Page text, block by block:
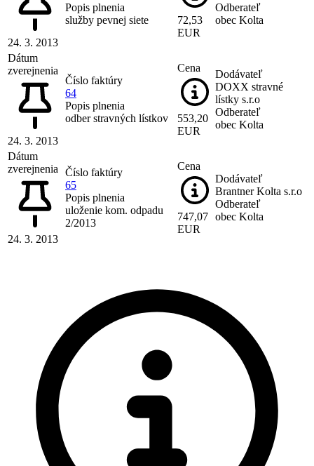
24. 3. 2013
Popis plnenia
služby pevnej siete
72,53
EUR
Odberateľ
obec Kolta
Dátum
zverejnenia
24. 3. 2013
Číslo faktúry
64
Popis plnenia
odber stravných lístkov
Cena
553,20
EUR
Dodávateľ
DOXX stravné
lístky s.r.o
Odberateľ
obec Kolta
Dátum
zverejnenia
24. 3. 2013
Číslo faktúry
65
Popis plnenia
uloženie kom. odpadu
2/2013
Cena
747,07
EUR
Dodávateľ
Brantner Kolta s.r.o
Odberateľ
obec Kolta